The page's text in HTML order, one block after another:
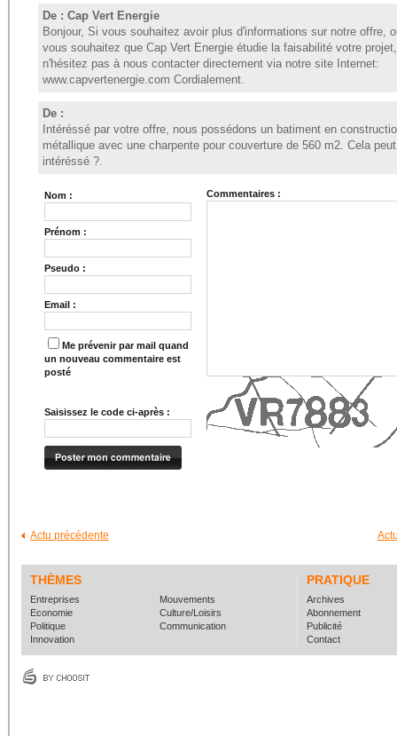
De : Cap Vert Energie
Bonjour, Si vous souhaitez avoir plus d'informations sur notre offre,
vous souhaitez que Cap Vert Energie étudie la faisabilité votre projet,
n'hésitez pas à nous contacter directement via notre site Internet:
www.capvertenergie.com Cordialement.
De :
Intéréssé par votre offre, nous possédons un batiment en
métallique avec une charpente pour couverture de 560 m2. Cela
intéréssé ?.
Nom :
Prénom :
Pseudo :
Email :
Me prévenir par mail quand
un nouveau commentaire est
posté
Saisissez le code ci-après :
Commentaires :
Actu précédente
THÈMES PRATIQUE
Entreprises
Economie
Politique
Innovation
Mouvements
Culture/Loisirs
Communication
Archives
Abonnement
Publicité
Contact